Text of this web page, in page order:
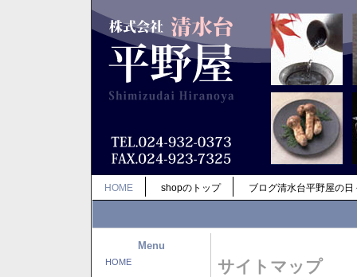
HOME shopのトップ ブログ清水台平野屋の日
Menu
HOME サイトマップ